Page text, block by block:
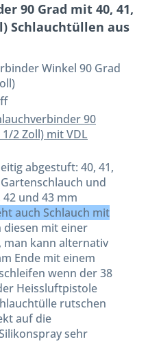
90 Grad mit 40, 41,
Schlauchtüllen aus
Winkel 90 Grad
90
2 Zoll) mit VDL
abgestuft: 40, 41,
und
und 43 mm
auch Schlauch mit
diesen mit einer
kann alternativ
Ende mit einem
wenn der 38
Heissluftpistole
rutschen
auf die
sehr